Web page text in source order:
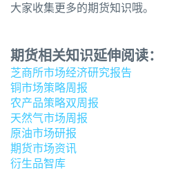
大家收集更多的期货知识哦。
期货相关知识延伸阅读：
芝商所市场经济研究报告
铜市场策略周报
农产品策略双周报
天然气市场周报
原油市场研报
期货市场资讯
衍生品智库